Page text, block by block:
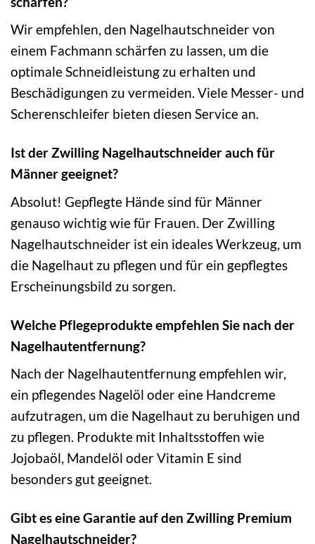
Wir empfehlen, den Nagelhautschneider von
einem Fachmann schärfen zu lassen, um die
optimale Schneidleistung zu erhalten und
Beschädigungen zu vermeiden. Viele Messer- und
Scherenschleifer bieten diesen Service an.
Ist der Zwilling Nagelhautschneider auch für
Männer geeignet?
Absolut! Gepflegte Hände sind für Männer
genauso wichtig wie für Frauen. Der Zwilling
Nagelhautschneider ist ein ideales Werkzeug, um
die Nagelhaut zu pflegen und für ein gepflegtes
Erscheinungsbild zu sorgen.
Welche Pflegeprodukte empfehlen Sie nach der
Nagelhautentfernung?
Nach der Nagelhautentfernung empfehlen wir,
ein pflegendes Nagelöl oder eine Handcreme
aufzutragen, um die Nagelhaut zu beruhigen und
zu pflegen. Produkte mit Inhaltsstoffen wie
Jojobaöl, Mandelöl oder Vitamin E sind
besonders gut geeignet.
Gibt es eine Garantie auf den Zwilling Premium
Nagelhautschneider?